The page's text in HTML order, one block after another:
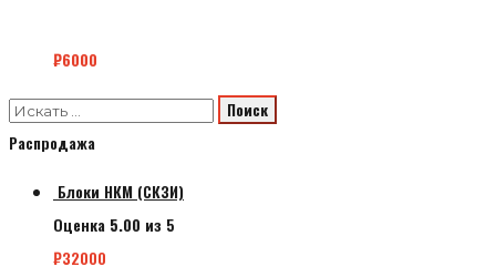
₽6000
Распродажа
Блоки НКМ (СКЗИ)
Оценка 5.00 из 5
₽32000